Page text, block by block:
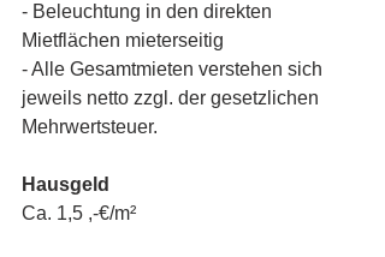
- Beleuchtung in den direkten
Mietflächen mieterseitig
- Alle Gesamtmieten verstehen sich
jeweils netto zzgl. der gesetzlichen
Mehrwertsteuer.
Hausgeld
Ca. 1,5 ,-€/m²